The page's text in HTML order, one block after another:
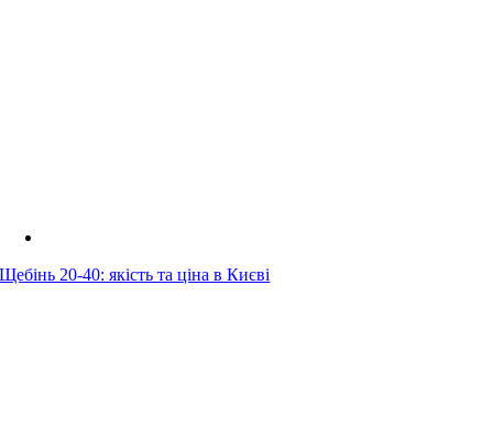
Щебінь 20-40: якість та ціна в Києві